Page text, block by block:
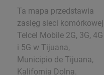
Ta mapa przedstawia
zasięg sieci komórkowej
Telcel Mobile 2G, 3G, 4G
i 5G w Tijuana,
Municipio de Tijuana,
Kalifornia Dolna.